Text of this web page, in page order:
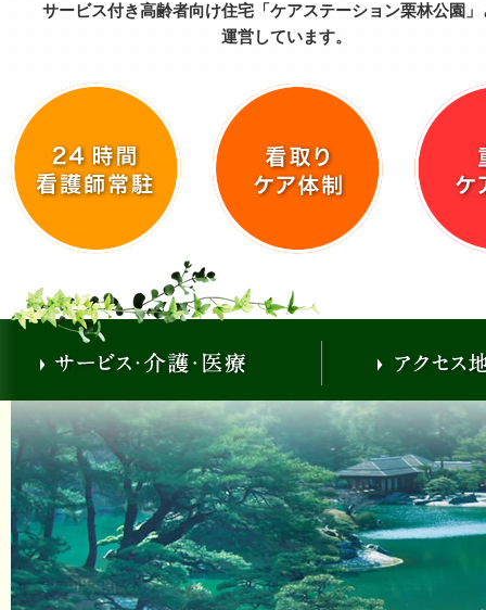
サービス付き高齢者向け住宅「ケアステーション栗林公園」
運営しています。